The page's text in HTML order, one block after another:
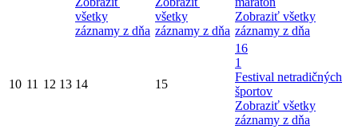
všetky
záznamy z dňa
všetky
záznamy z dňa
Zobraziť všetky
záznamy z dňa
10 11 12 13 14 15
16
1
Festival netradičných
športov
Zobraziť všetky
záznamy z dňa